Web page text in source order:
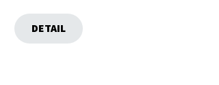
DETAIL